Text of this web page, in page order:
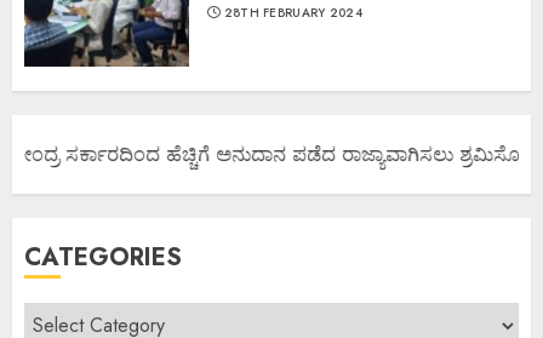
28TH FEBRUARY 2024
ಸರ್ಕಾರದಿಂದ ಹೆಚ್ಚಿಗೆ ಅನುದಾನ ಪಡೆದ ರಾಜ್ಯಾವಾಗಿಸಲು ಶ್ರಮಿಸೋಣ
CATEGORIES